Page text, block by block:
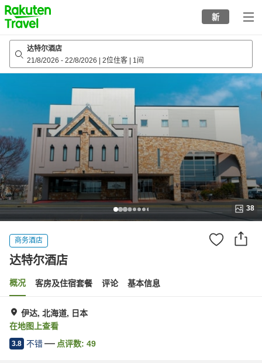
to
top
page
新
达特尔酒店
21/8/2026 - 22/8/2026 2位住客 1间
38
商务酒店
达特尔酒店
概况 客房及住宿套餐 评论 基本信息
伊达, 北海道, 日本
在地图上查看
3.8 不错 点评数: 49